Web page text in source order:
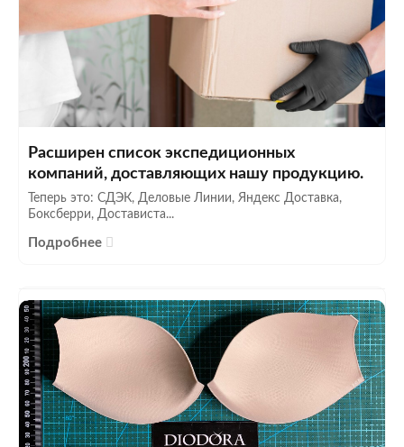
Расширен список экспедиционных
компаний, доставляющих нашу продукцию.
Теперь это: СДЭК, Деловые Линии, Яндекс Доставка,
Боксберри, Достависта...
Подробнее